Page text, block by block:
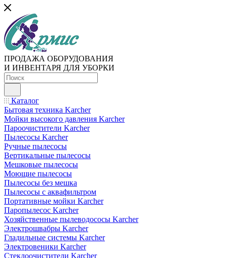
ПРОДАЖА ОБОРУДОВАНИЯ
И ИНВЕНТАРЯ ДЛЯ УБОРКИ
Каталог
Бытовая техника Karcher
Мойки высокого давления Karcher
Пароочистители Karcher
Пылесосы Karcher
Ручные пылесосы
Вертикальные пылесосы
Мешковые пылесосы
Моющие пылесосы
Пылесосы без мешка
Пылесосы с аквафильтром
Портативные мойки Karcher
Паропылесос Karcher
Хозяйственные пылеводососы Karcher
Электрошвабры Karcher
Гладильные системы Karcher
Электровеники Karcher
Стеклоочистители Karcher